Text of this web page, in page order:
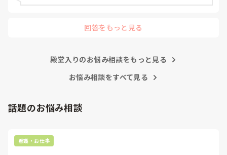
回答をもっと見る
殿堂入りのお悩み相談をもっと見る
お悩み相談をすべて見る
話題のお悩み相談
看護・お仕事